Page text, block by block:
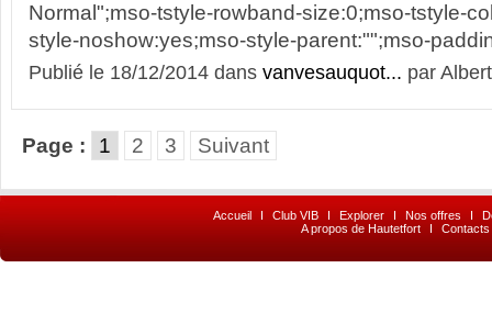
Normal";mso-tstyle-rowband-size:0;mso-tstyle-
style-noshow:yes;mso-style-parent:"";mso-
Publié le 18/12/2014 dans vanvesauquot... par
Page : 1 2 3 Suivant
Accueil I Club VIB I Explorer I Nos offres I
A propos de Hautetfort
I Contacts